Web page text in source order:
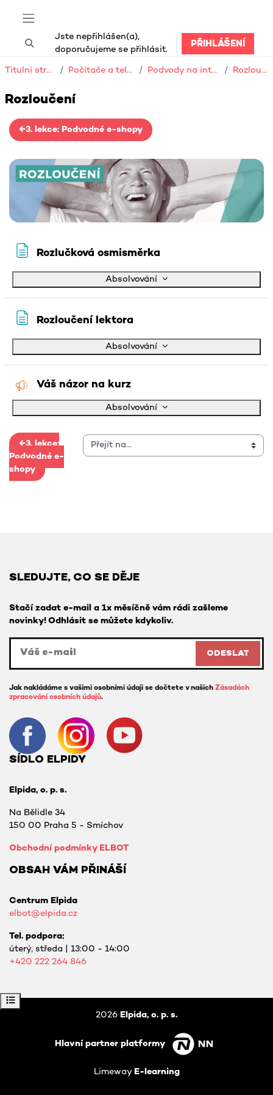
Boční panel
Přepnout vyhledávání
Jste nepřihlášen(a),
doporučujeme se přihlásit.
PŘIHLÁŠENÍ
Otevřít indexu kurzu
Titulní stránka Počítače a telefony Podvody na internetu Rozloučení
Rozloučení
Osnova sekce
←3. lekce: Podvodné e-shopy
Rozlučková osmisměrka
Absolvování
Rozloučení lektora
Absolvování
Váš názor na kurzDotazník
Absolvování
←3. lekce:
Podvodné e-
shopy
SLEDUJTE, CO SE DĚJE
Stačí zadat e-mail a 1x měsíčně vám rádi zašleme
novinky! Odhlásit se můžete kdykoliv.
ODESLAT
Jak nakládáme s vašimi osobními údaji se dočtete v našich Zásadách
zpracování osobních údajů.
SÍDLO ELPIDY
Elpida, o. p. s.
Na Bělidle 34
150 00 Praha 5 - Smíchov
Obchodní podmínky ELBOT
OBSAH VÁM PŘINÁŠÍ
Centrum Elpida
elbot@elpida.cz
Tel. podpora:
úterý, středa | 13:00 - 14:00
+420 222 264 846
2026 Elpida, o. p. s.
Hlavní partner platformy
LimewayE-learning